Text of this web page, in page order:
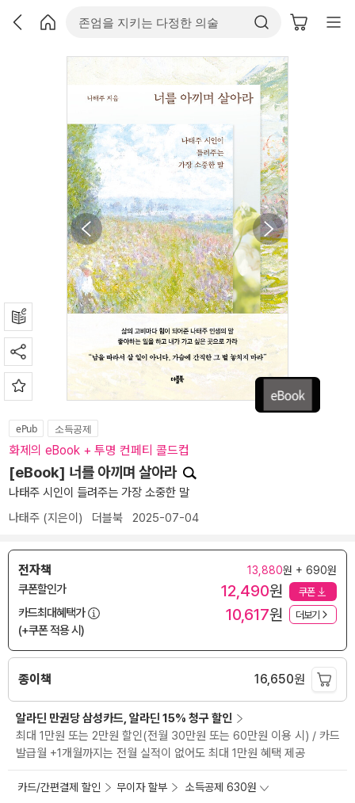
ePub 소득공제
화제의 eBook + 투명 컨페티 콜드컵
[eBook] 너를 아끼며 살아라
나태주 시인이 들려주는 가장 소중한 말
나태주 (지은이) 더블북 2025-07-04
전자책 13,880원 + 690원
쿠폰할인가 12,490원 쿠폰
카드최대혜택가
(+쿠폰 적용 시)
10,617원 더보기
종이책 16,650원
알라딘 만권당 삼성카드, 알라딘 15% 청구 할인
최대 1만원 또는 2만원 할인(전월 30만원 또는 60만원 이용 시) / 카드
발급월 +1개월까지는 전월 실적이 없어도 최대 1만원 혜택 제공
카드/간편결제 할인 무이자 할부 소득공제 630원